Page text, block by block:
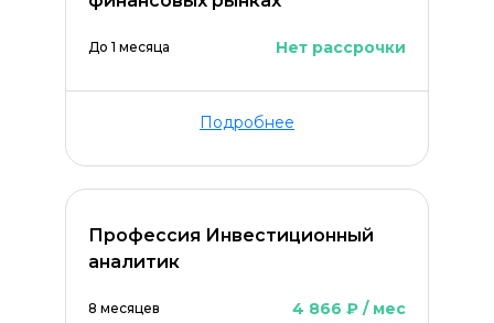
До 1 месяца Нет рассрочки
Подробнее
Профессия Инвестиционный
аналитик
8 месяцев 4 866 ₽ / мес